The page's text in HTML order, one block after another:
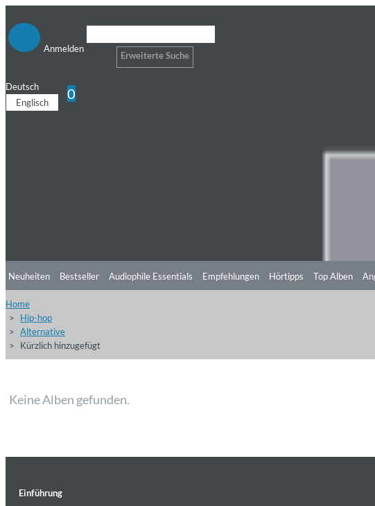
Anmelden
Erweiterte Suche
Deutsch
Englisch
0
Neuheiten Bestseller Audiophile Essentials Empfehlungen Hörtipps Top Alben
Home
Hip-hop
Alternative
Kürzlich hinzugefügt
Keine Alben gefunden.
Einführung